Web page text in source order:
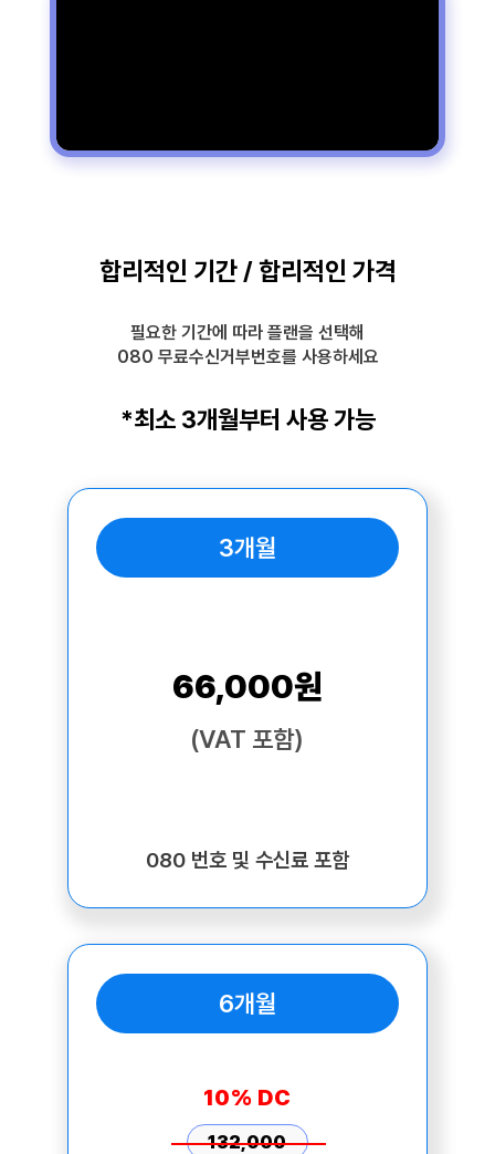
합리적인 기간 / 합리적인 가격
필요한 기간에 따라 플랜을 선택해
080 무료수신거부번호를 사용하세요
*최소 3개월부터 사용 가능
3개월
66,000원
(VAT 포함)
080 번호 및 수신료 포함
6개월
10% DC
132,000